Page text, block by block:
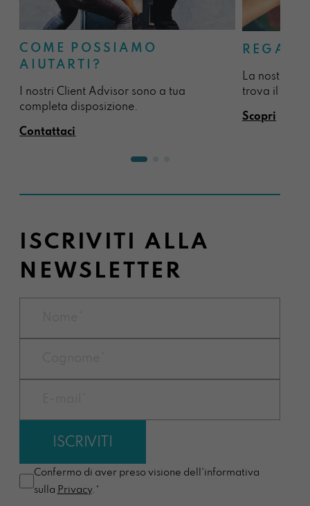
COME POSSIAMO
AIUTARTI?
I nostri Client Advisor sono a tua
completa disposizione.
Contattaci
La nostra
trova il
Scopri
ISCRIVITI ALLA
NEWSLETTER
Confermo di aver preso visione dell'informativa
sulla Privacy.*